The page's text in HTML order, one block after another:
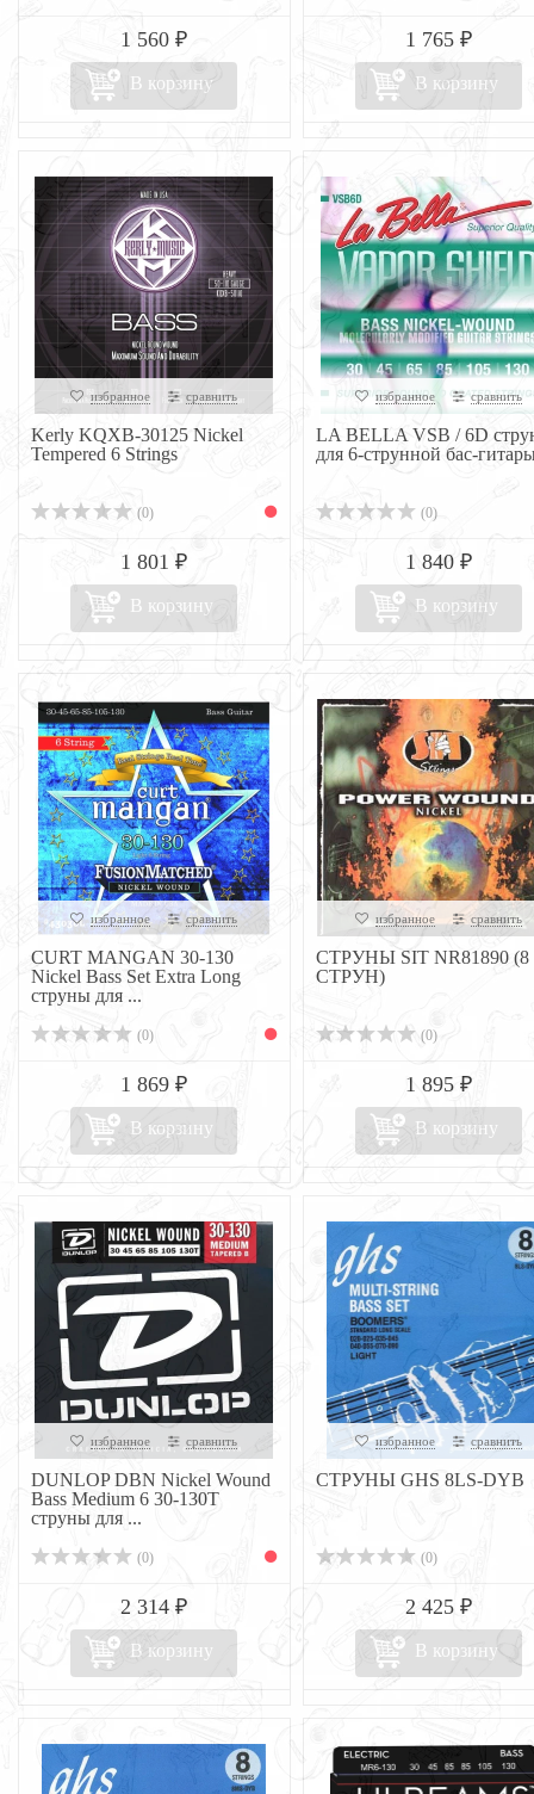
1 560 ₽
В корзину
1 765 ₽
В корзину
избранное сравнить
Kerly KQXB-30125 Nickel
Tempered 6 Strings
(0)
1 801 ₽
В корзину
избранное сравнить
LA BELLA VSB / 6D
для 6-струнной бас-
(0)
1 840 ₽
В корзину
избранное сравнить
CURT MANGAN 30-130
Nickel Bass Set Extra Long
струны для ...
(0)
1 869 ₽
В корзину
избранное сравнить
СТРУНЫ SIT NR81890 (8
СТРУН)
(0)
1 895 ₽
В корзину
избранное сравнить
DUNLOP DВN Nickel Wound
Bass Medium 6 30-130Т
струны для ...
(0)
2 314 ₽
В корзину
избранное сравнить
СТРУНЫ GHS 8LS-DYB
(0)
2 425 ₽
В корзину